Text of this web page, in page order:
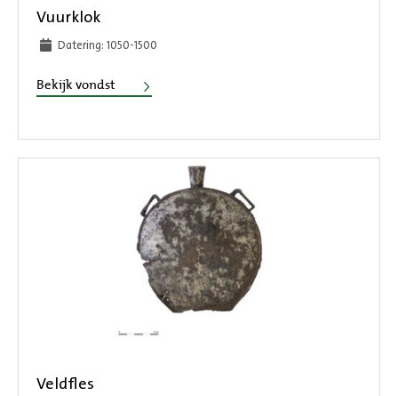
Vuurklok
Datering: 1050-1500
Bekijk vondst Vuurklok
Veldfles